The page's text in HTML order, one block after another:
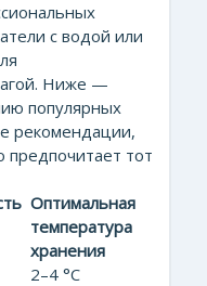
с водой или
Ниже —
популярных
рекомендации,
предпочитает тот
Оптимальная
температура
хранения
2–4 °C